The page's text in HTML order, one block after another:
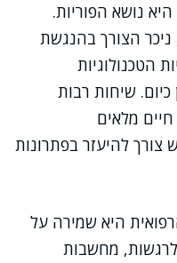
נושא הפוריות.
ניכר הצורך בהנגשת
הטכנולוגיות
שיחות רבות
מלאים
להיעזר בפתרונות
היא שמירה על
מחשבות